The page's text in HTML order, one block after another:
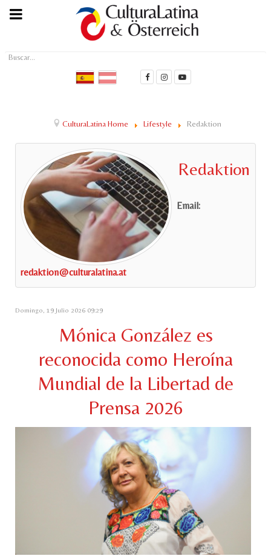
Buscar...
CulturaLatina Home Lifestyle Redaktion
Redaktion
Email:
redaktion@culturalatina.at
Domingo, 19 Julio 2026 09:29
Mónica González es
reconocida como Heroína
Mundial de la Libertad de
Prensa 2026